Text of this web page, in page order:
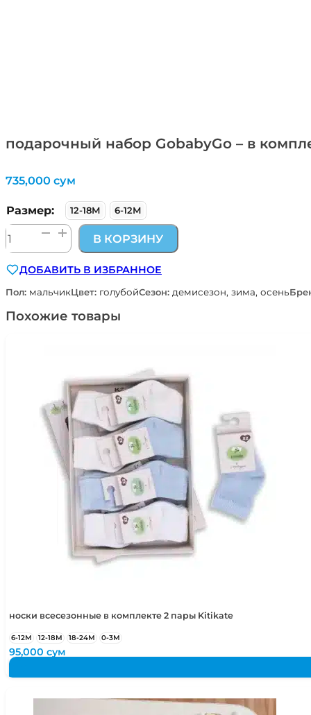
подарочный набор GobabyGo – в
735,000 сум
Размер: 12-18М 6-12М
Количество
товара
набор
GobabyGo
–
в
наколенник
В КОРЗИНУ
ДОБАВИТЬ В ИЗБРАННОЕ
Пол: мальчикЦвет: голубойСезон: демисезон, зима, осень
Похожие товары
носки всесезонные в комплекте 2 пары Kitikate
6-12М 12-18М 18-24М 0-3М
95,000сум